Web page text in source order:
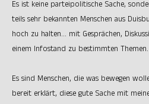
Es ist keine parteipolitische Sache,
teils sehr bekannten Menschen aus
hoch zu halten… mit Gesprächen,
einem Infostand zu bestimmten Themen.
Es sind Menschen, die was bewegen
bereit erklärt, diese gute Sache mit